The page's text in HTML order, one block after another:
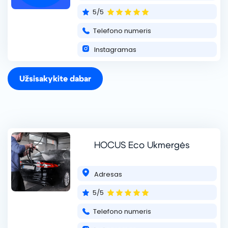
+37066609609
priemonių švarą ir išvaizdą. Mūsų komandą sudaro
kvalifikuoti specialistai, tur skaityti daugiau ...
+37062960953
5/5
Telefono numeris
Instagramas
Užsisakykite dabar
HOCUS Eco Ukmergės
Adresas
5/5
Telefono numeris